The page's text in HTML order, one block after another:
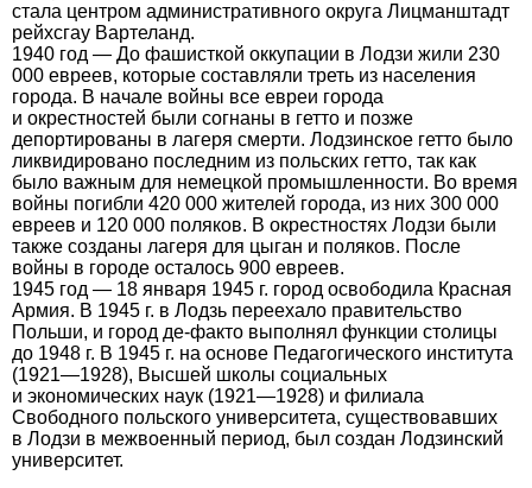
стала центром административного округа Лицманштадт
рейхсгау Вартеланд.
1940 год — До фашисткой оккупации в Лодзи жили 230
000 евреев, которые составляли треть из населения
города. В начале войны все евреи города
и окрестностей были согнаны в гетто и позже
депортированы в лагеря смерти. Лодзинское гетто было
ликвидировано последним из польских гетто, так как
было важным для немецкой промышленности. Во время
войны погибли 420 000 жителей города, из них 300 000
евреев и 120 000 поляков. В окрестностях Лодзи были
также созданы лагеря для цыган и поляков. После
войны в городе осталось 900 евреев.
1945 год — 18 января 1945 г. город освободила Красная
Армия. В 1945 г. в Лодзь переехало правительство
Польши, и город де-факто выполнял функции столицы
до 1948 г. В 1945 г. на основе Педагогического института
(1921—1928), Высшей школы социальных
и экономических наук (1921—1928) и филиала
Свободного польского университета, существовавших
в Лодзи в межвоенный период, был создан Лодзинский
университет.